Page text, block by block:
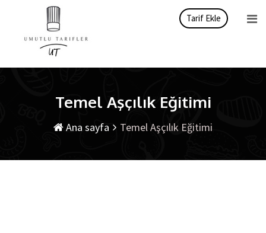
Tarif Ekle
Temel Aşçılık Eğitimi
Ana sayfa Temel Aşçılık Eğitimi